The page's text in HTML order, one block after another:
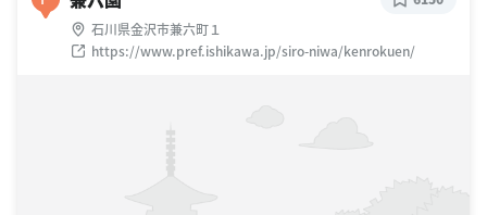
石川県金沢市兼六町１
https://www.pref.ishikawa.jp/siro-niwa/kenrokuen/